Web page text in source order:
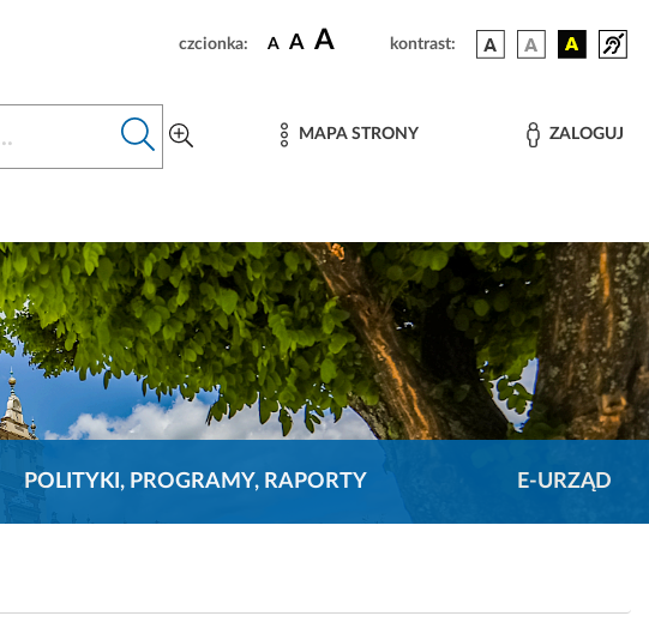
czcionka: A A A kontrast:
MAPA STRONY ZALOGUJ
POLITYKI, PROGRAMY, RAPORTY E-URZĄD